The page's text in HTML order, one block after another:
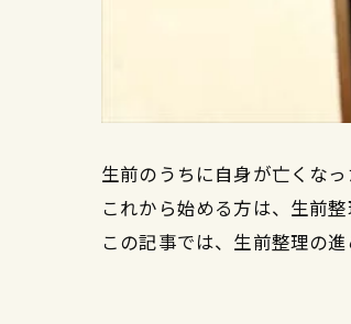
生前のうちに自身が亡くな
これから始める方は、生前
この記事では、生前整理の